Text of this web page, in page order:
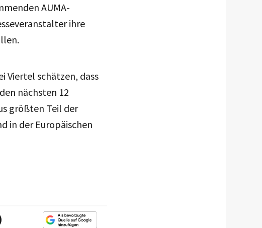
AUMA-
ihre
Viertel schätzen, dass
nächsten 12
größten Teil der
in der Europäischen